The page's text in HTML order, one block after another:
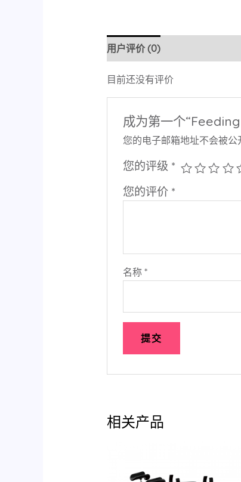
用户评价 (0)
目前还没有评价
成为第一个
您的电子邮箱地址不会被公
您的评级 *
您的评价 *
名称*
相关产品